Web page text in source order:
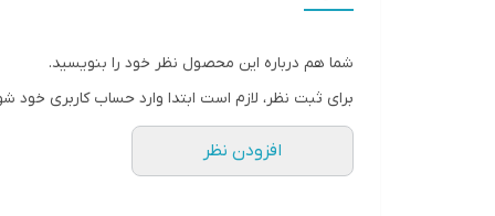
شما هم درباره این محصول نظر خود را بنویسید.
برای ثبت نظر، لازم است ابتدا وارد حساب کاربری خود
افزودن نظر